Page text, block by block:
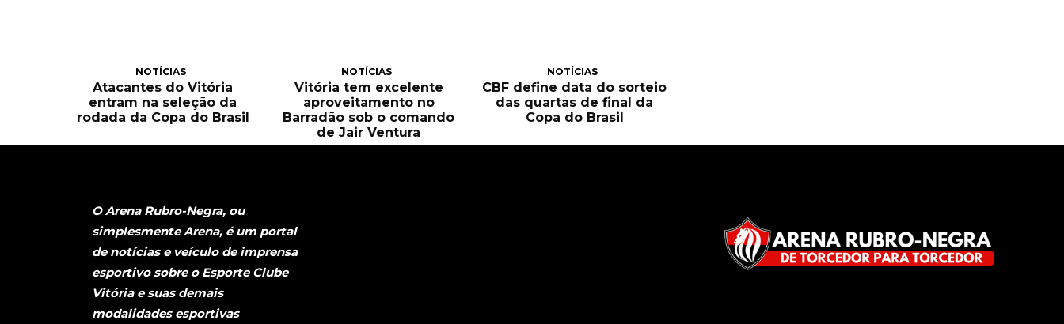
NOTÍCIAS
Atacantes do Vitória
entram na seleção da
rodada da Copa do Brasil
NOTÍCIAS
Vitória tem excelente
aproveitamento no
Barradão sob o comando
de Jair Ventura
NOTÍCIAS
CBF define data do sorteio
das quartas de final da
Copa do Brasil
O Arena Rubro-Negra, ou
simplesmente Arena, é um portal
de notícias e veículo de imprensa
esportivo sobre o Esporte Clube
Vitória e suas demais
modalidades esportivas